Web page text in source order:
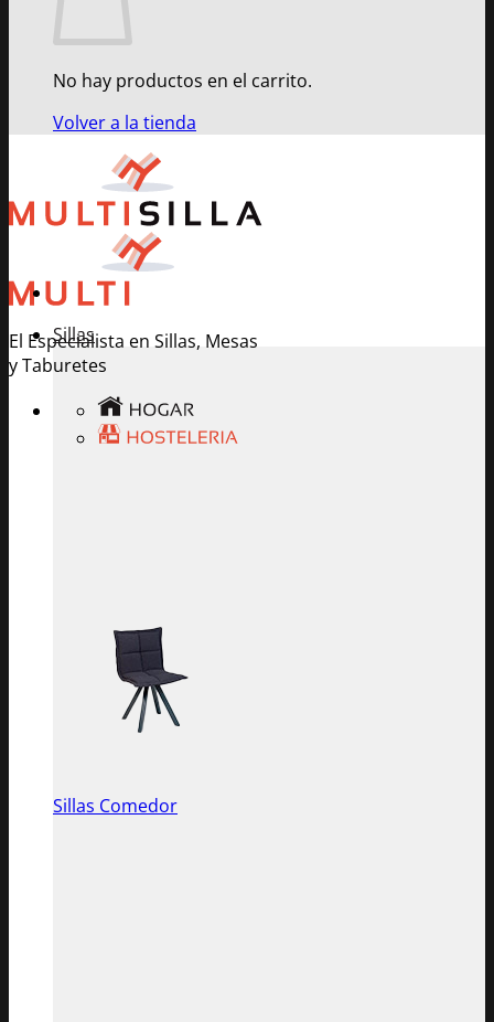
No hay productos en el carrito.
Volver a la tienda
El Especialista en Sillas, Mesas
y Taburetes
Sillas
Sillas Comedor